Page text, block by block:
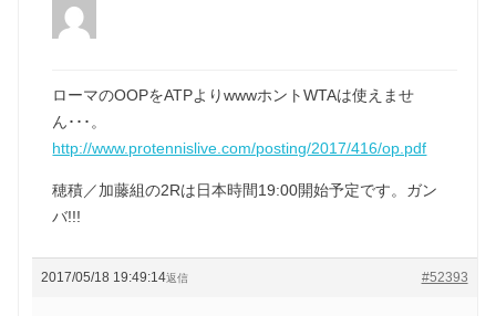
ローマのOOPをATPよりwwwホントWTAは使えませ
ん･･･。
http://www.protennislive.com/posting/2017/416/op.pdf
穂積／加藤組の2Rは日本時間19:00開始予定です。ガン
バ!!!
2017/05/18 19:49:14 #52393
返信